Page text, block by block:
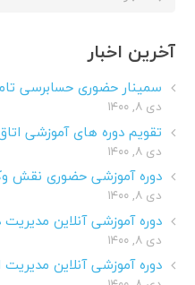
آخرین اخبار
سمینار حضوری حسابرسی
دی ۸, ۱۴۰۰
تقویم دوره های آموزشی اتاق
دی ۸, ۱۴۰۰
دوره آموزشی حضوری نقش
دی ۸, ۱۴۰۰
دوره آموزشی آنلاین
دی ۸, ۱۴۰۰
دوره آموزشی آنلاین مدیریت